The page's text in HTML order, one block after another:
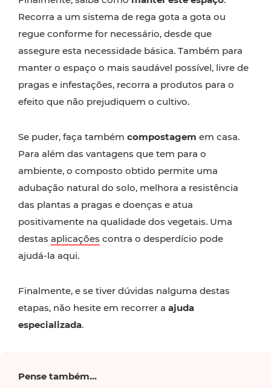
Recorra a um sistema de rega gota a gota ou
regue conforme for necessário, desde que
assegure esta necessidade básica. Também para
manter o espaço o mais saudável possível, livre de
pragas e infestações, recorra a produtos para o
efeito que não prejudiquem o cultivo.
Se puder, faça também compostagem em casa.
Para além das vantagens que tem para o
ambiente, o composto obtido permite uma
adubação natural do solo, melhora a resistência
das plantas a pragas e doenças e atua
positivamente na qualidade dos vegetais. Uma
destas aplicações contra o desperdício pode
ajudá-la aqui.
Finalmente, e se tiver dúvidas nalguma destas
etapas, não hesite em recorrer a ajuda
especializada.
Pense também...